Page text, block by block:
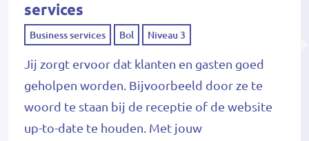
services
Business services Bol Niveau 3
Jij zorgt ervoor dat klanten en gasten goed
geholpen worden. Bijvoorbeeld door ze te
woord te staan bij de receptie of de website
up-to-date te houden. Met jouw